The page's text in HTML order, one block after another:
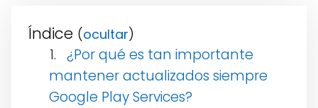
Índice ( )
¿Por qué es tan importante
mantener actualizados siempre
Google Play Services?